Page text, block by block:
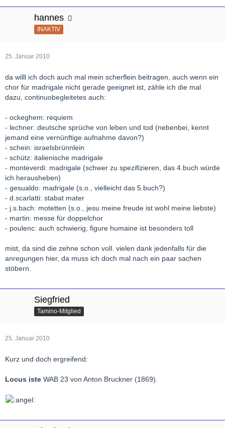
hannes
INAKTIV
25. Januar 2010
da willl ich doch auch mal mein scherflein beitragen, auch wenn ein
chor für madrigale nicht gerade geeignet ist, zähle ich die mal
dazu, continuobegleitetes auch:
- ockeghem: requiem
- lechner: deutsche sprüche von leben und tod (nebenbei, kennt
jemand eine vernünftige aufnahme davon?)
- schein: israelsbrünnlein
- schütz: italienische madrigale
- monteverdi: madrigale (schwer zu spezifizieren, das 4.buch würde
ich herausheben)
- gesualdo: madrigale (s.o., vielleicht das 5.buch?)
- d.scarlatti: stabat mater
- j.s.bach: motetten (s.o., jesu meine freude ist wohl meine liebste)
- martin: messe für doppelchor
- poulenc: auch schwierig, figure humaine ist besonders toll
mist, da sind die zehne schon voll. vielen dank jedenfalls für die
anregungen hier, da muss ich doch mal nach ein paar sachen
stöbern.
Siegfried
Tamino-Mitglied
25. Januar 2010
Kurz und doch ergreifend:
Locus iste WAB 23 von Anton Bruckner (1869).